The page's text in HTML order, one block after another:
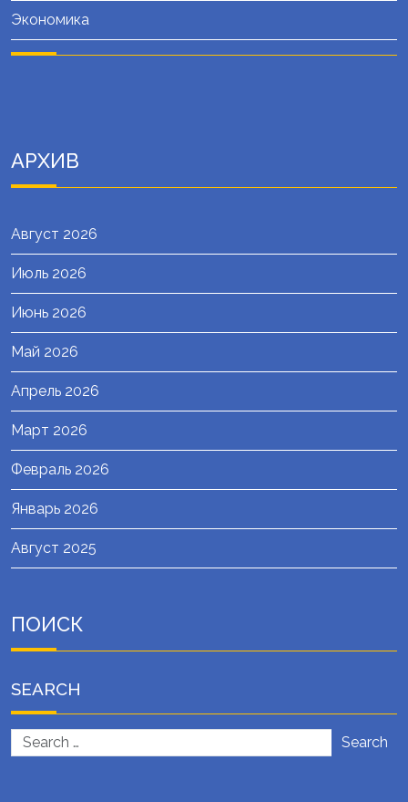
Экономика
АРХИВ
Август 2026
Июль 2026
Июнь 2026
Май 2026
Апрель 2026
Март 2026
Февраль 2026
Январь 2026
Август 2025
ПОИСК
SEARCH
Search